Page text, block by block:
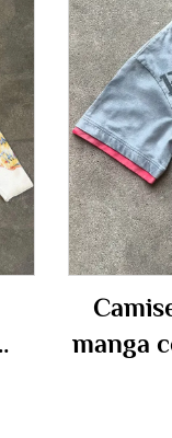
manga